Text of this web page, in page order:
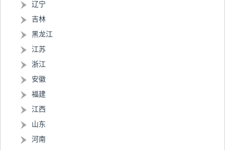
辽宁
吉林
黑龙江
江苏
浙江
安徽
福建
江西
山东
河南